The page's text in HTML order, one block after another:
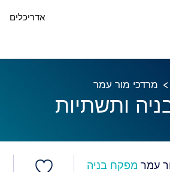
אדריכלים
מרדכי מור עמר
ותשתיות
עמר מפקח בניה